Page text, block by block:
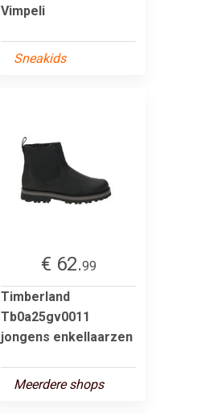
Vimpeli
Sneakids
€ 62.99
Timberland
Tb0a25gv0011
jongens enkellaarzen
Meerdere shops